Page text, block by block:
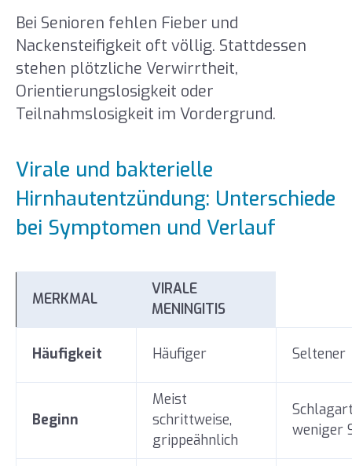
Bei Senioren fehlen Fieber und
Nackensteifigkeit oft völlig. Stattdessen
stehen plötzliche Verwirrtheit,
Orientierungslosigkeit oder
Teilnahmslosigkeit im Vordergrund.
Virale und bakterielle
Hirnhautentzündung: Unterschiede
bei Symptomen und Verlauf
MERKMAL
VIRALE
MENINGITIS
Häufigkeit Häufiger Seltener
Beginn
Meist
schrittweise,
grippeähnlich
weniger